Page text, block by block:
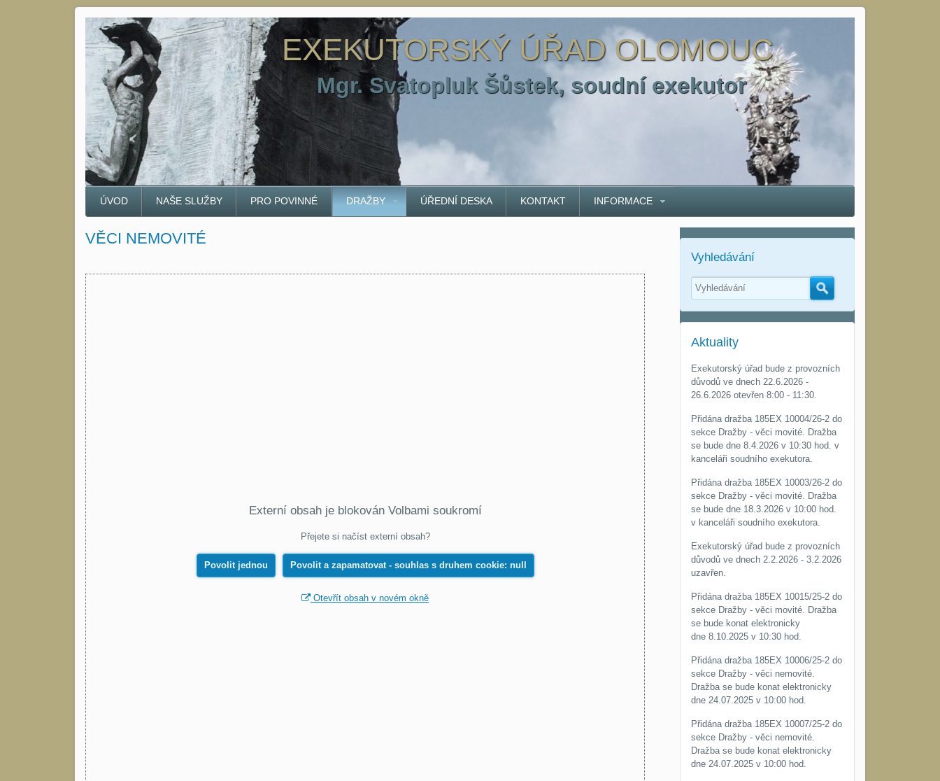
EXEKUTORSKÝ ÚŘAD OLOMOUC
Mgr. Svatopluk Šůstek, soudní exekutor
ÚVOD NAŠE SLUŽBY PRO POVINNÉ DRAŽBY ÚŘEDNÍ DESKA KONTAKT INFORMACE
VĚCI NEMOVITÉ
Externí obsah je blokován Volbami soukromí
Přejete si načíst externí obsah?
Povolit jednou Povolit a zapamatovat - souhlas s druhem cookie: null
Otevřít obsah v novém okně
Vyhledávání
Aktuality
Exekutorský úřad bude z provozních
důvodů ve dnech 22.6.2026 -
26.6.2026 otevřen 8:00 - 11:30.
Přidána dražba 185EX 10004/26-2 do
sekce Dražby - věci movité. Dražba
se bude dne 8.4.2026 v 10:30 hod. v
kanceláři soudního exekutora.
Přidána dražba 185EX 10003/26-2 do
sekce Dražby - věci movité. Dražba
se bude dne 18.3.2026 v 10:00 hod.
v kanceláři soudního exekutora.
Exekutorský úřad bude z provozních
důvodů ve dnech 2.2.2026 - 3.2.2026
uzavřen.
Přidána dražba 185EX 10015/25-2 do
sekce Dražby - věci movité. Dražba
se bude konat elektronicky
dne 8.10.2025 v 10:30 hod.
Přidána dražba 185EX 10006/25-2 do
sekce Dražby - věci nemovité.
Dražba se bude konat elektronicky
dne 24.07.2025 v 10:00 hod.
Přidána dražba 185EX 10007/25-2 do
sekce Dražby - věci nemovité.
Dražba se bude konat elektronicky
dne 24.07.2025 v 10:00 hod.